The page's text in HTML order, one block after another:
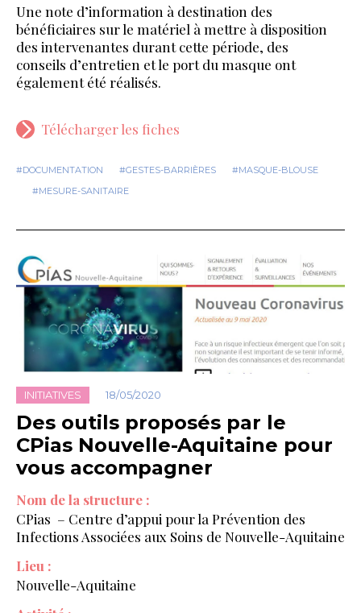
Une note d’information à destination des
bénéficiaires sur le matériel à mettre à disposition
des intervenantes durant cette période, des
conseils d’entretien et le port du masque ont
également été réalisés.
Télécharger les fiches
#DOCUMENTATION #GESTES-BARRIÈRES
#MASQUE-BLOUSE
#MESURE-SANITAIRE
INITIATIVES 18/05/2020
Des outils proposés par le
CPias Nouvelle-Aquitaine pour
vous accompagner
Nom de la structure :
CPias – Centre d’appui pour la Prévention des
Infections Associées aux Soins de Nouvelle-Aquitaine
Lieu :
Nouvelle-Aquitaine